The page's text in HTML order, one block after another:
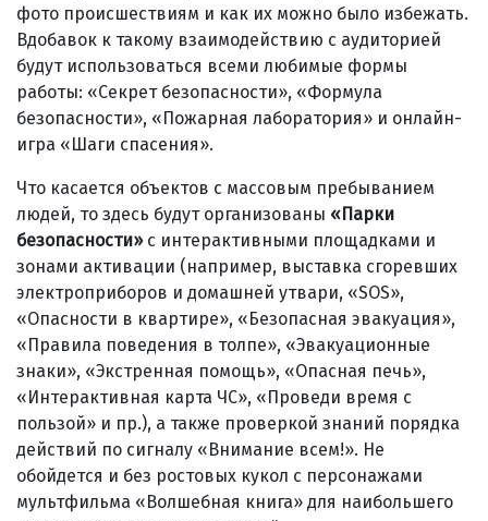
фото происшествиям и как их можно было избежать.
Вдобавок к такому взаимодействию с аудиторией
будут использоваться всеми любимые формы
работы: «Секрет безопасности», «Формула
безопасности», «Пожарная лаборатория» и онлайн-
игра «Шаги спасения».
Что касается объектов с массовым пребыванием
людей, то здесь будут организованы «Парки
безопасности»с интерактивными площадками и
зонами активации (например, выставка сгоревших
электроприборов и домашней утвари, «SOS»,
«Опасности в квартире», «Безопасная эвакуация»,
«Правила поведения в толпе», «Эвакуационные
знаки», «Экстренная помощь», «Опасная печь»,
«Интерактивная карта ЧС», «Проведи время с
пользой» и пр.), а также проверкой знаний порядка
действий по сигналу «Внимание всем!». Не
обойдется и без ростовых кукол с персонажами
мультфильма «Волшебная книга» для наибольшего